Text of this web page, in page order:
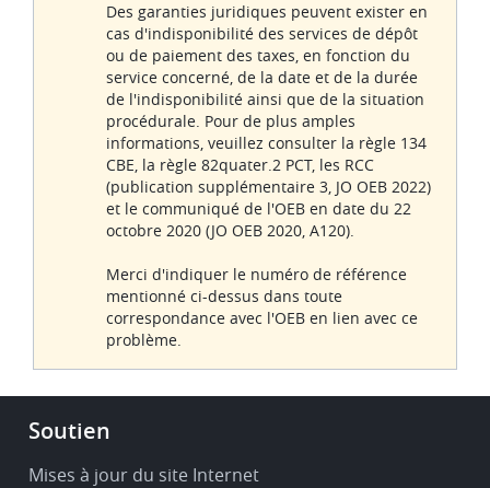
Des garanties juridiques peuvent exister en
cas d'indisponibilité des services de dépôt
ou de paiement des taxes, en fonction du
service concerné, de la date et de la durée
de l'indisponibilité ainsi que de la situation
procédurale. Pour de plus amples
informations, veuillez consulter la règle 134
CBE, la règle 82quater.2 PCT, les RCC
(publication supplémentaire 3, JO OEB 2022)
et le communiqué de l'OEB en date du 22
octobre 2020 (JO OEB 2020, A120).
Merci d'indiquer le numéro de référence
mentionné ci-dessus dans toute
correspondance avec l'OEB en lien avec ce
problème.
Footer
Service
Soutien
Mises à jour du site Internet